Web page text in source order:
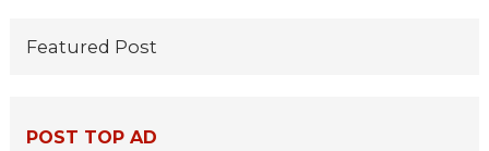
Featured Post
POST TOP AD